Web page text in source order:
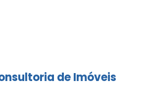
de Imóveis